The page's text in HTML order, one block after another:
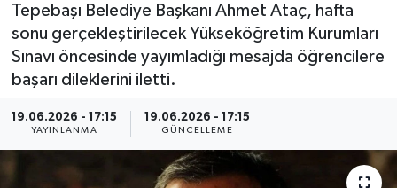
Tepebaşı Belediye Başkanı Ahmet Ataç, hafta
sonu gerçekleştirilecek Yükseköğretim Kurumları
Sınavı öncesinde yayımladığı mesajda öğrencilere
başarı dileklerini iletti.
19.06.2026 - 17:15
YAYINLANMA
19.06.2026 - 17:15
GÜNCELLEME
Son Dakika Haberleri
Haber Arşivi